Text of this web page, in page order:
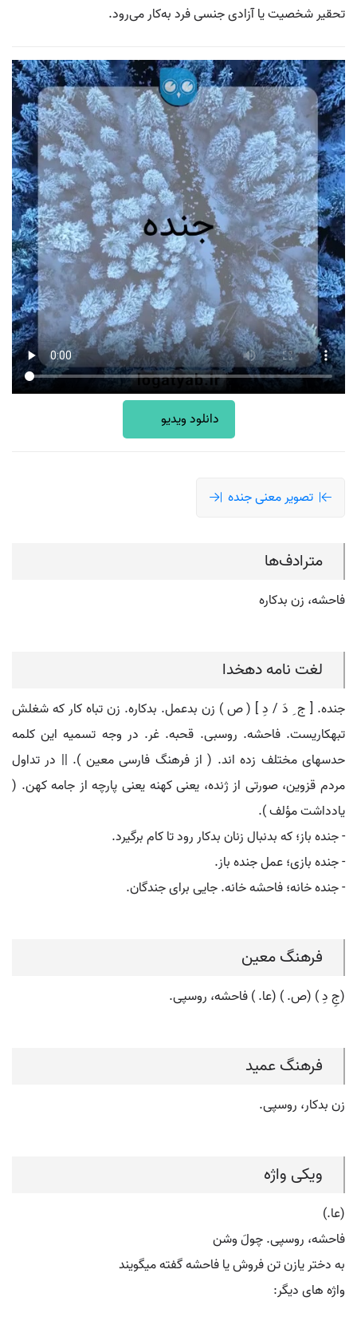
تحقیر شخصیت یا آزادی جنسی فرد به‌کار می‌رود.
دانلود ویدیو
تصویر معنی جنده
مترادف‌ها
فاحشه، زن بدکاره
لغت نامه دهخدا
جنده. [ ج ِ دَ / دِ ] ( ص ) زن بدعمل. بدکاره. زن تباه کار که شغلش
تبهکاریست. فاحشه. روسبی. قحبه. غر. در وجه تسمیه این کلمه
حدسهای مختلف زده اند. ( از فرهنگ فارسی معین ). || در تداول
مردم قزوین، صورتی از ژنده، یعنی کهنه یعنی پارچه از جامه کهن. (
یادداشت مؤلف ).
- جنده باز؛ که بدنبال زنان بدکار رود تا کام برگیرد.
- جنده بازی؛ عمل جنده باز.
- جنده خانه؛ فاحشه خانه. جایی برای جندگان.
فرهنگ معین
(جِ دِ ) (ص. ) (عا. ) فاحشه، روسپی.
فرهنگ عمید
زن بدکار، روسپی.
ویکی واژه
(عا.)
فاحشه، روسپی. چولَ وشن
به دختر یازن تن فروش یا فاحشه گفته میگویند
واژه های دیگر: